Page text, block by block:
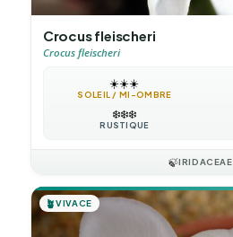
Crocus fleischeri
Crocus fleischeri
☀️☀️☀️
SOLEIL / MI-OMBRE
❄️❄️❄️
RUSTIQUE
🍃IRIDACEAE
🪴VIVACE